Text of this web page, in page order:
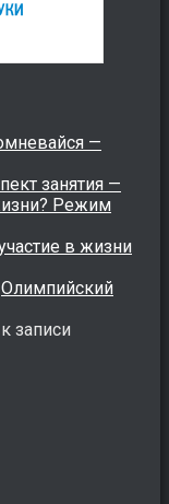
—
занятия —
Режим
в жизни
Олимпийский
к записи